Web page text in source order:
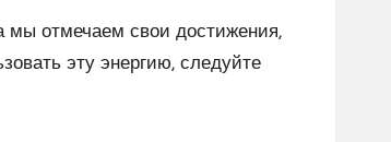
мы отмечаем свои достижения,
эту энергию, следуйте